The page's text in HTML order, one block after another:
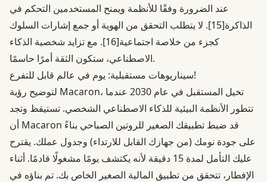
عند الضرورة وفقًا للأنظمة ويمنح المستخدمين التحكم في
الذاكرة[15]
. لا يتطلب التحقق من الهوية أو جمع إشارات السلوك
كجزء من خلاصة اجتماعية[16]
. مع تزايد شخصية الذكاء
الاصطناعي، ستكون الثقة أمرًا حاسمًا.
سيناريوهات مستقبلية: يوم في عالم قابل للتفرع!
لتوضيح رؤية Macaron، تخيل المستقبل في عام 2030 عندما
تتطور الأنظمة البيئية للذكاء الاصطناعي الشخصي. تستيقظ وتجد
أن Macaron قد ضبط تطبيقك الصغير للروتين الصباحي بناءً
على جودة نومك (من جهازك القابل للارتداء) وجدول عملك. يقترح
عليك التأمل لمدة 15 دقيقة لأنه يكتشف يومًا مشغولًا قادمًا. أثناء
الإفطار، تتحقق من تطبيق المالية الصغير الخاص بك. تم بناؤه في